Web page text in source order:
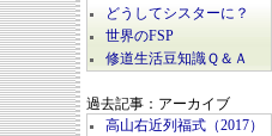
どうしてシスターに？
世界のFSP
修道生活豆知識Ｑ＆Ａ
過去記事：アーカイブ
高山右近列福式（2017）